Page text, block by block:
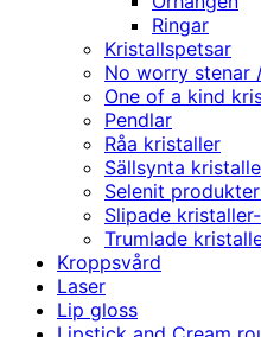
Ringar
Kristallspetsar
No worry stenar
One of a kind
Pendlar
Råa kristaller
Sällsynta
Selenit
Slipade
Trumlade
Kroppsvård
Laser
Lip gloss